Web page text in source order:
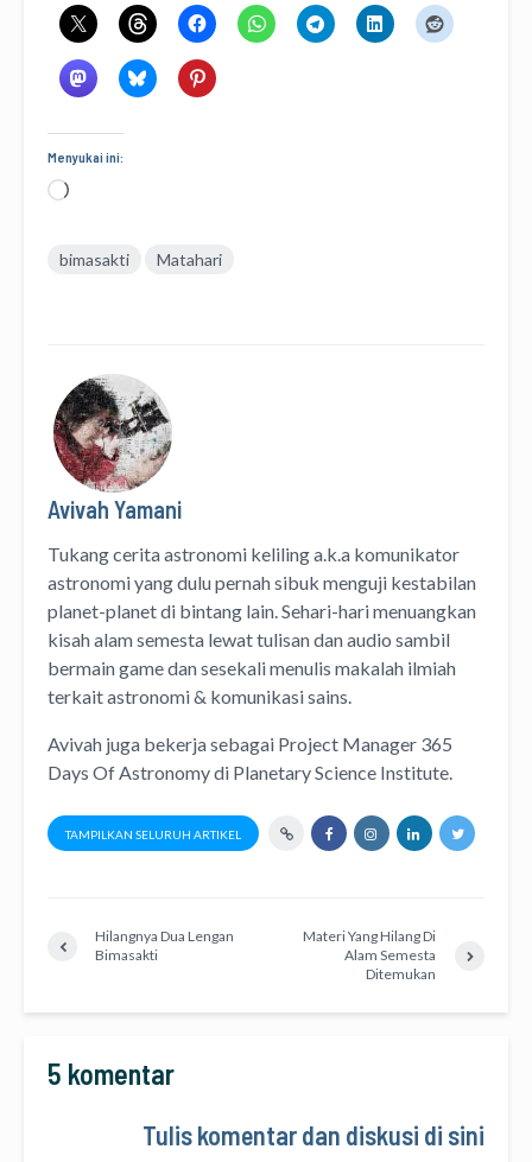
Menyukai ini:
Memuat...
bimasakti Matahari
Avivah Yamani
Tukang cerita astronomi kelilinga.k.a komunikator
astronomiyang dulu pernah sibuk menguji kestabilan
planet-planet di bintang lain. Sehari-hari menuangkan
kisah alam semesta lewattulisandanaudio sambil
bermain game dan sesekali menulis makalah ilmiah
terkait astronomi & komunikasi sains.
Avivah juga bekerja sebagai Project Manager 365
Days Of Astronomydi Planetary Science Institute.
TAMPILKAN SELURUH ARTIKEL
Hilangnya Dua Lengan
Bimasakti
Materi Yang Hilang Di
Alam Semesta
Ditemukan
5 komentar
Tulis komentar dan diskusi di sini